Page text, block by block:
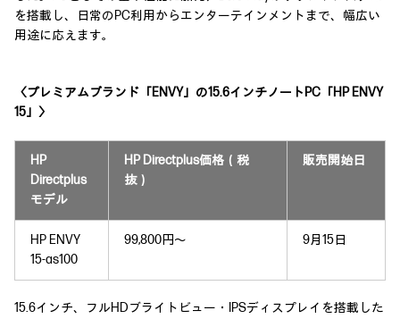
を搭載し、日常のPC利用からエンターテインメントまで、幅広い
用途に応えます。
〈プレミアムブランド「ENVY」の15.6インチノートPC「HP ENVY
15」〉
HP
Directplus
モデル
HP Directplus価格（税
抜）
販売開始日
HP ENVY
15-as100
99,800円～ 9月15日
15.6インチ、フルHDブライトビュー・IPSディスプレイを搭載した